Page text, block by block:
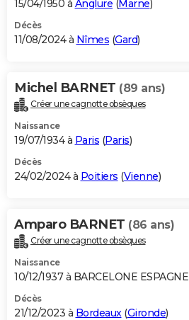
15/04/1950 à Anglure (Marne)
Décès
11/08/2024 à Nîmes (Gard)
Michel BARNET (89 ans)
Créer une cagnotte obsèques
Naissance
19/07/1934 à Paris (Paris)
Décès
24/02/2024 à Poitiers (Vienne)
Amparo BARNET (86 ans)
Créer une cagnotte obsèques
Naissance
10/12/1937 à BARCELONE ESPAGNE
Décès
21/12/2023 à Bordeaux(Gironde)